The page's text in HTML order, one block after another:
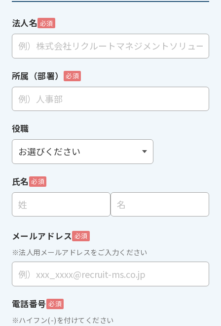
法人名 必須
所属（部署） 必須
役職
氏名 必須
メールアドレス 必須
※法人用メールアドレスをご入力ください
電話番号 必須
※ハイフン(-)を付けてください